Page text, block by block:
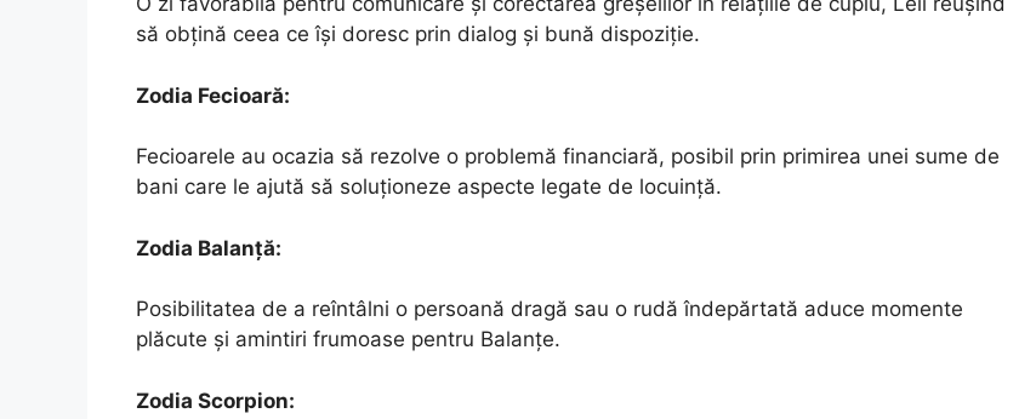
să obțină ceea ce își doresc prin dialog și bună dispoziție.
Zodia Fecioară:
Fecioarele au ocazia să rezolve o problemă financiară, posibil prin primirea unei sume de
bani care le ajută să soluționeze aspecte legate de locuință.
Zodia Balanță:
Posibilitatea de a reîntâlni o persoană dragă sau o rudă îndepărtată aduce momente
plăcute și amintiri frumoase pentru Balanțe.
Zodia Scorpion: